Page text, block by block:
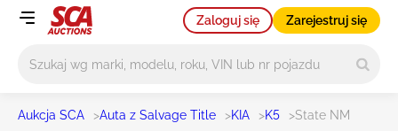
Zaloguj się Zarejestruj się
Aukcja SCA >Auta z Salvage Title >KIA >K5 >State NM